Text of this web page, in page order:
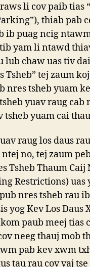
li cov paib tias
thiab pab
ib puag ncig
yam li ntawd
lub chaw uas tiv
Tsheb” tej zaum
nres tsheb yuam
yuav raug cab
tsheb yuam cai
raug los daus
no, tej zaum
Tsheb Thaum Caij
Restrictions) uas
nres tsheb rau
yog Kev Los Daus
paub meej tias
neeg thauj mob
pab kev xwm
tau rau cov vaj